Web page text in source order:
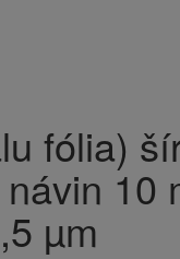
fólia)
10
µm